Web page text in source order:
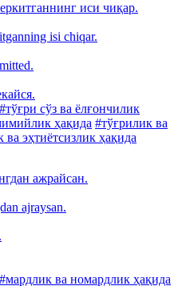
иси чиқар.
isi chiqar.
#тўғри сўз ва ёлғончилик
ҳақида #тўғрилик ва
ва эҳтиётсизлик ҳақида
ажрайсан.
ajraysan.
#мардлик ва номардлик ҳақида